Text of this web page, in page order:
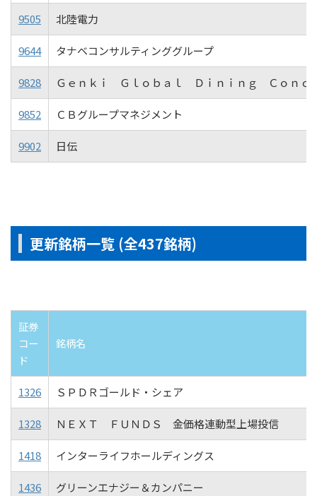
9505 北陸電力
9644 タナベコンサルティンググループ
9828 Ｇｅｎｋｉ Ｇｌｏｂａｌ Ｄｉｎｉｎｇ Ｃｏｎｃ
9852 ＣＢグループマネジメント
9902 日伝
更新銘柄一覧 (全437銘柄)
証券
コー
ド
銘柄名
1326 ＳＰＤＲゴールド・シェア
1328 ＮＥＸＴ ＦＵＮＤＳ 金価格連動型上場投信
1418 インターライフホールディングス
1436 グリーンエナジー＆カンパニー